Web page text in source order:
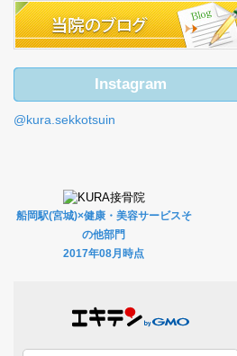
Instagram
@kura.sekkotsuin
船岡駅(宮城)×健康・美容サービスそ
の他部門
2017年08月時点